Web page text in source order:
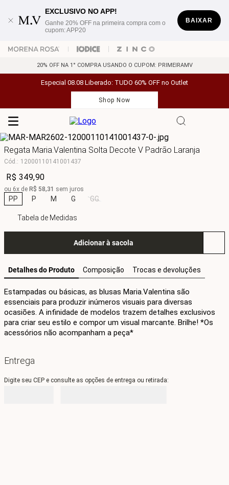
EXCLUSIVO NO APP!
Ganhe 20% OFF na primeira compra com o
cupom: APP20
BAIXAR
20% OFF NA 1° COMPRA USANDO O CUPOM: PRIMEIRAMV
Especial 08.08 Liberado: TUDO 60% OFF no Outlet
Shop Now
Regata Maria.Valentina Solta Decote V Padrão Laranja
Cód.: 12000110141001437
R$ 349,90
ou 6x de R$ 58,31 sem juros
PP P M G GG
Tabela de Medidas
Adicionar à sacola
Detalhes do Produto Composição Trocas e devoluções
Estampadas ou básicas, as blusas Maria.Valentina são
essenciais para produzir inúmeros visuais para diversas
ocasiões. A infinidade de modelos trazem detalhes exclusivos
para criar seu estilo e compor um visual marcante. Brilhe! *Os
acessórios não acompanham a peça*
Entrega
Digite seu CEP e consulte as opções de entrega ou retirada: